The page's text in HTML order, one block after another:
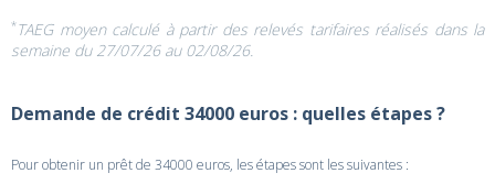
*TAEG moyen calculé à partir des relevés tarifaires réalisés dans la
semaine du 27/07/26 au 02/08/26.
Demande de crédit 34000 euros : quelles étapes ?
Pour obtenir un prêt de 34000 euros, les étapes sont les suivantes :